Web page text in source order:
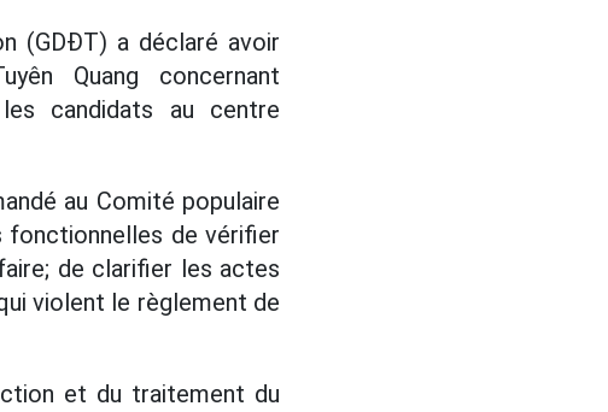
(GDĐT) a déclaré avoir
Quang concernant
candidats au centre
au Comité populaire
fonctionnelles de vérifier
de clarifier les actes
violent le règlement de
et du traitement du